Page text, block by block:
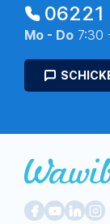
Mo - Do 7:30